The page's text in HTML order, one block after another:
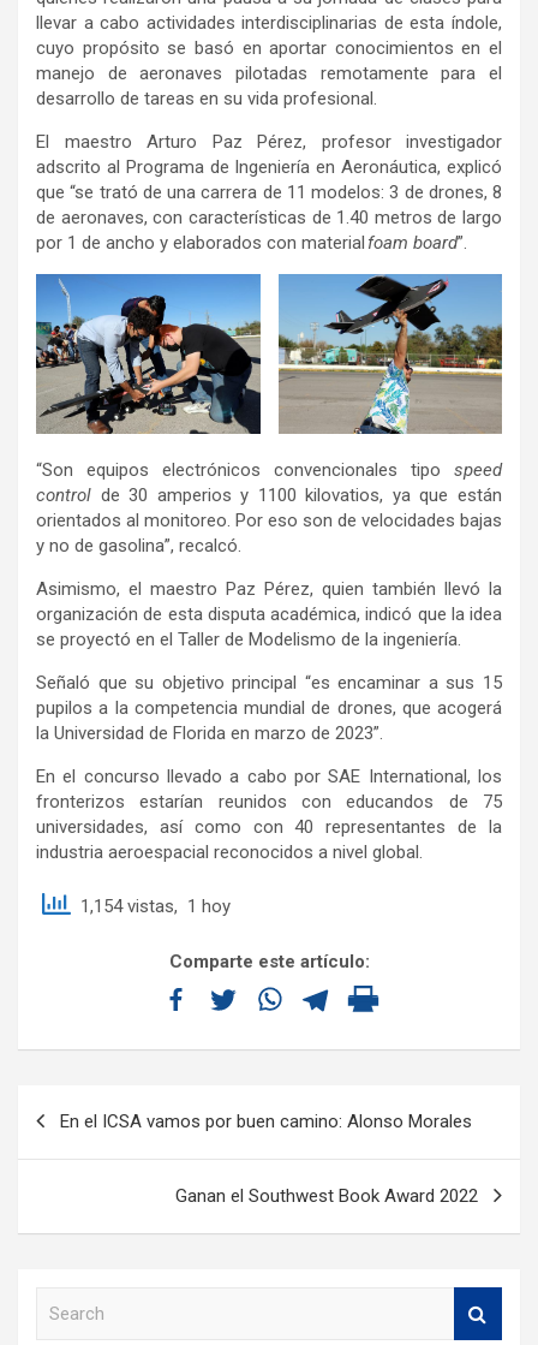
llevar a cabo actividades interdisciplinarias de esta índole,
cuyo propósito se basó en aportar conocimientos en el
manejo de aeronaves pilotadas remotamente para el
desarrollo de tareas en su vida profesional.
El maestro Arturo Paz Pérez, profesor investigador
adscrito al Programa de Ingeniería en Aeronáutica, explicó
que “se trató de una carrera de 11 modelos: 3 de drones, 8
de aeronaves, con características de 1.40 metros de largo
por 1 de ancho y elaborados con material foam board”.
“Son equipos electrónicos convencionales tipo speed
control de 30 amperios y 1100 kilovatios, ya que están
orientados al monitoreo. Por eso son de velocidades bajas
y no de gasolina”, recalcó.
Asimismo, el maestro Paz Pérez, quien también llevó la
organización de esta disputa académica, indicó que la idea
se proyectó en el Taller de Modelismo de la ingeniería.
Señaló que su objetivo principal “es encaminar a sus 15
pupilos a la competencia mundial de drones, que acogerá
la Universidad de Florida en marzo de 2023”.
En el concurso llevado a cabo por SAE International, los
fronterizos estarían reunidos con educandos de 75
universidades, así como con 40 representantes de la
industria aeroespacial reconocidos a nivel global.
1,154 vistas, 1 hoy
Comparte este artículo:
En el ICSA vamos por buen camino: Alonso Morales
Ganan el Southwest Book Award 2022